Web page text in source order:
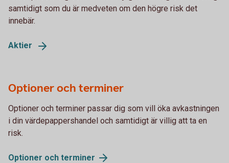
samtidigt som du är medveten om den högre risk det
innebär.
Aktier
Optioner och terminer
Optioner och terminer passar dig som vill öka avkastningen
i din värdepappershandel och samtidigt är villig att ta en
risk.
Optioner och terminer